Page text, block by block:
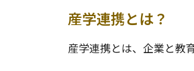
産学連携とは？
産学連携とは、企業と教